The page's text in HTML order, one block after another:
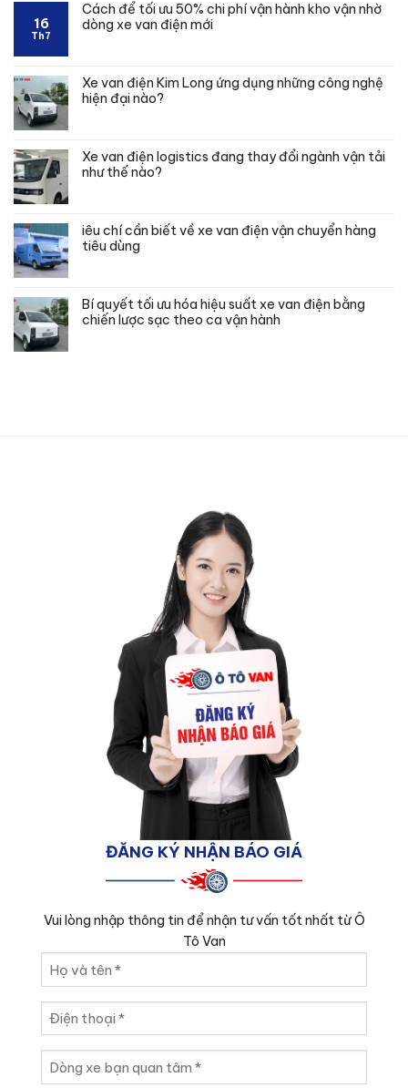
16
Th7
Cách để tối ưu 50% chi phí vận hành kho vận nhờ
dòng xe van điện mới
Xe van điện Kim Long ứng dụng những công nghệ
hiện đại nào?
Xe van điện logistics đang thay đổi ngành vận tải
như thế nào?
iêu chí cần biết về xe van điện vận chuyển hàng
tiêu dùng
Bí quyết tối ưu hóa hiệu suất xe van điện bằng
chiến lược sạc theo ca vận hành
ĐĂNG KÝ NHẬN BÁO GIÁ
Vui lòng nhập thông tin để nhận tư vấn tốt nhất từ Ô
Tô Van
và
tên
(Required)
thoại
xe